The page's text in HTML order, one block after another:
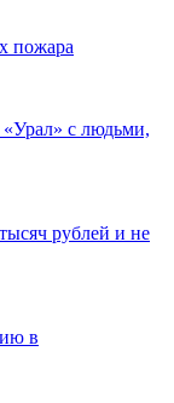
пожара
с людьми,
рублей и не
в